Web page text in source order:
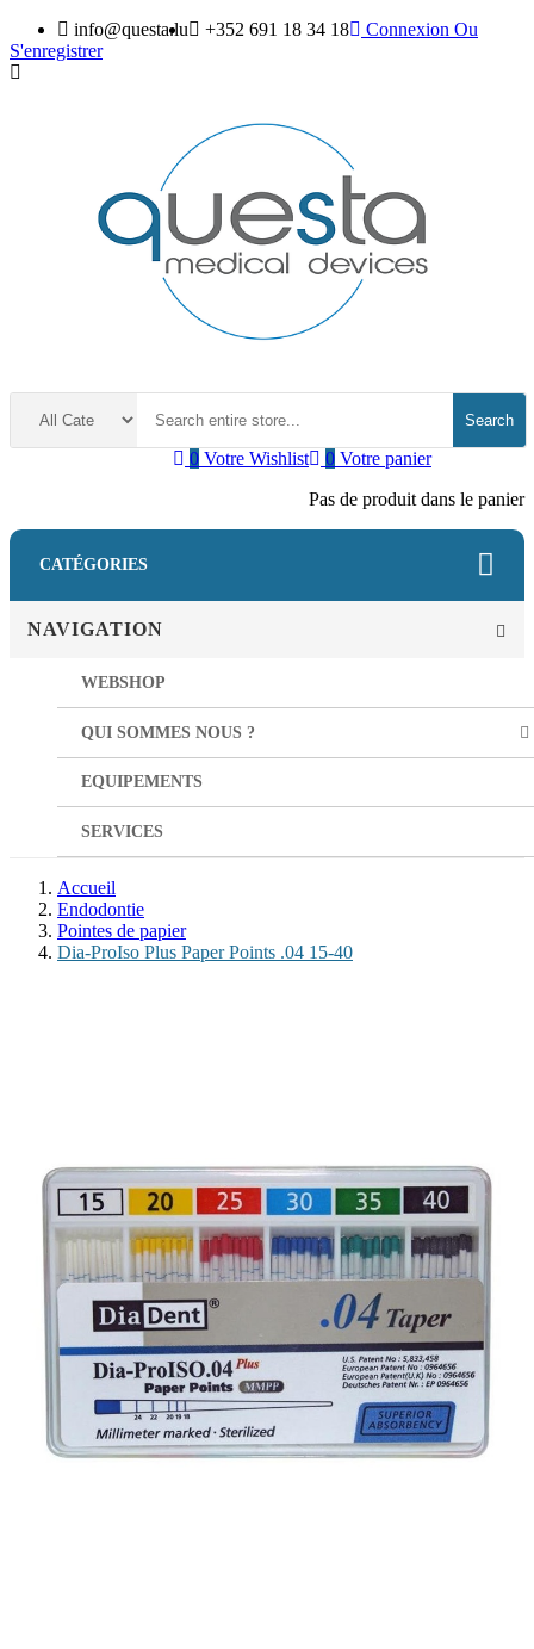
info@questa.lu +352 691 18 34 18 Connexion Ou
S'enregistrer
Search
0 Votre panier
Pas de produit dans le panier
0 Votre Wishlist
CATÉGORIES
NAVIGATION
WEBSHOP
QUI SOMMES NOUS ?
EQUIPEMENTS
SERVICES
Accueil
Endodontie
Pointes de papier
Dia-ProIso Plus Paper Points .04 15-40